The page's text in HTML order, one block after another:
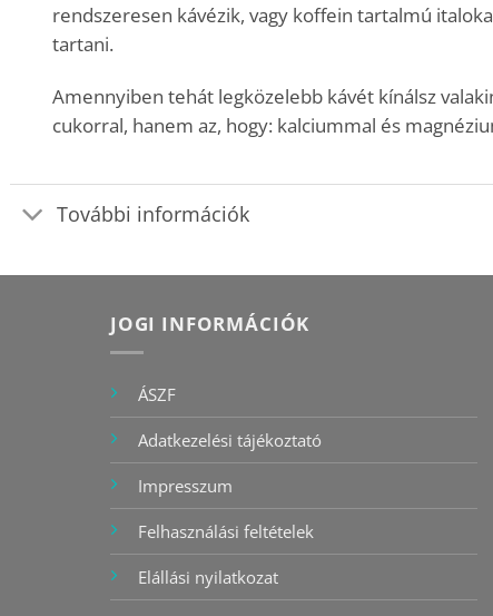
rendszeresen kávézik, vagy koffein tartalmú
tartani.
Amennyiben tehát legközelebb kávét kínálsz
cukorral, hanem az, hogy: kalciummal és
További információk
JOGI INFORMÁCIÓK
ÁSZF
Adatkezelési tájékoztató
Impresszum
Felhasználási feltételek
Elállási nyilatkozat